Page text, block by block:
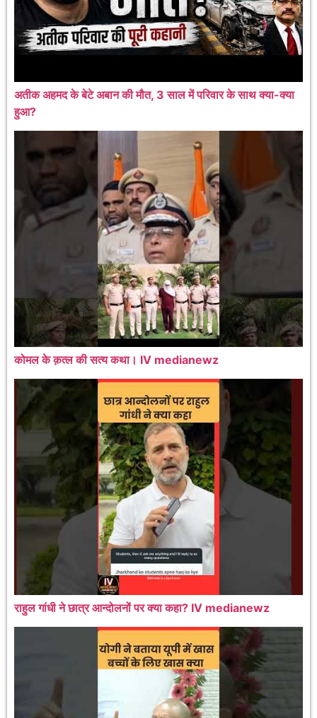
अतीक अहमद के बेटे अबान की मौत, 3 साल में परिवार के साथ क्या-क्या
हुआ?
कोमल के क़त्ल की सत्य कथा। IV medianewz
राहुल गांधी ने छात्र आन्दोलनों पर क्या कहा? IV medianewz